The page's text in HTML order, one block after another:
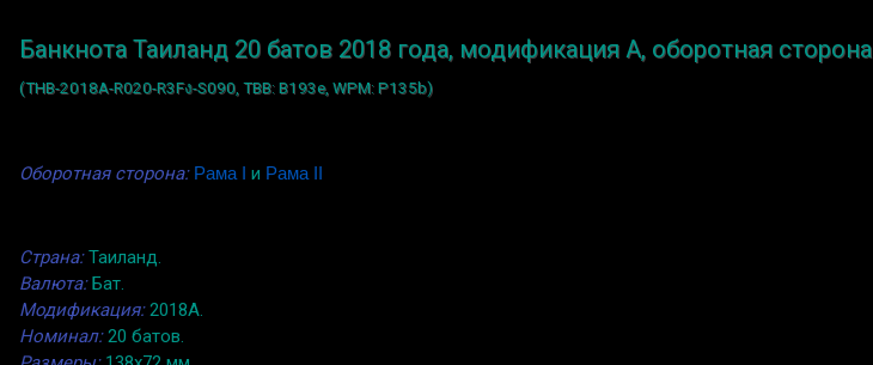
Банкнота Таиланд 20 батов 2018 года, модификация A, оборотная сторона
(THB-2018A-R020-R3Fง-S090, TBB: B193e, WPM: P135b)
Оборотная сторона: Рама I и Рама II
Страна:Таиланд.
Валюта:Бат.
Модификация:2018A.
Номинал:20 батов.